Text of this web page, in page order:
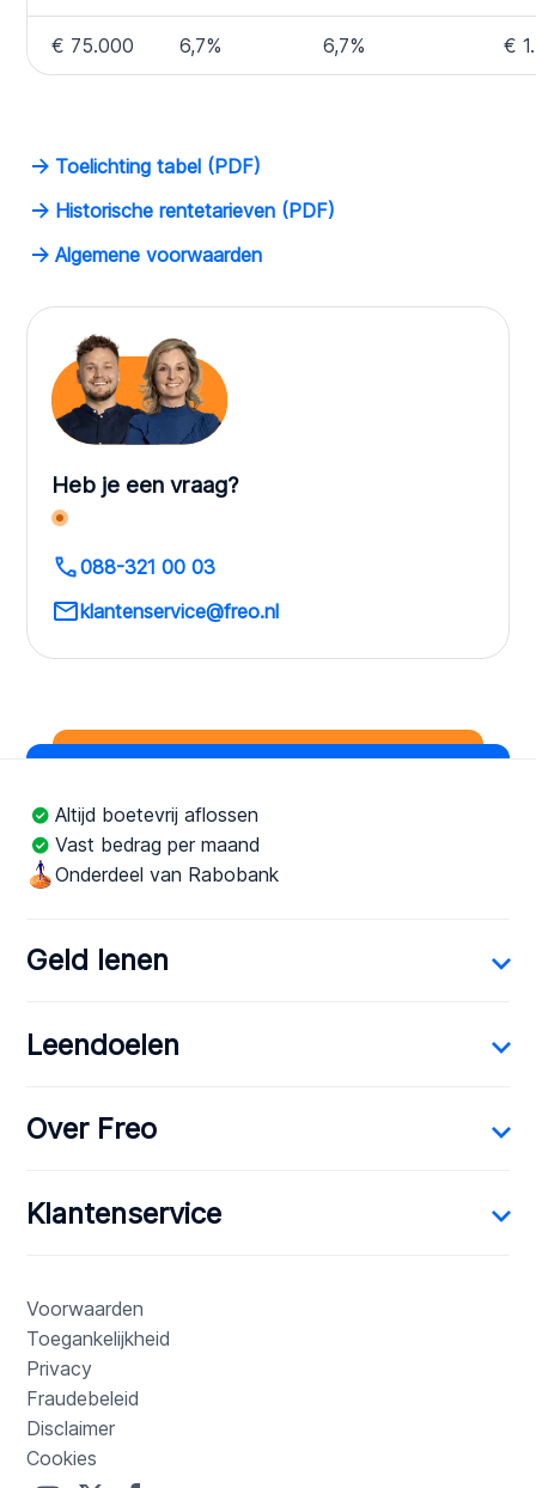
€ 75.000 6,7% 6,7% €
Toelichting tabel (PDF)
Historische rentetarieven (PDF)
Algemene voorwaarden
Heb je een vraag?
088-321 00 03
klantenservice@freo.nl
Altijd boetevrij aflossen
Vast bedrag per maand
Onderdeel van Rabobank
Geld lenen
Leendoelen
Over Freo
Klantenservice
Voorwaarden
Toegankelijkheid
Privacy
Fraudebeleid
Disclaimer
Cookies